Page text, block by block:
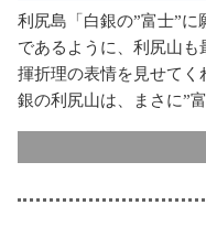
利尻島「白銀の”富士”
であるように、利尻山
揮折理の表情を見せてく
銀の利尻山は、まさに”